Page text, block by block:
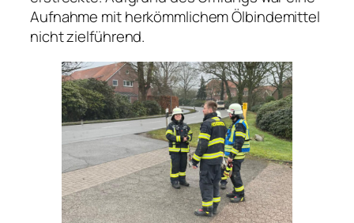
Aufnahme mit herkömmlichem Ölbindemittel
nicht zielführend.